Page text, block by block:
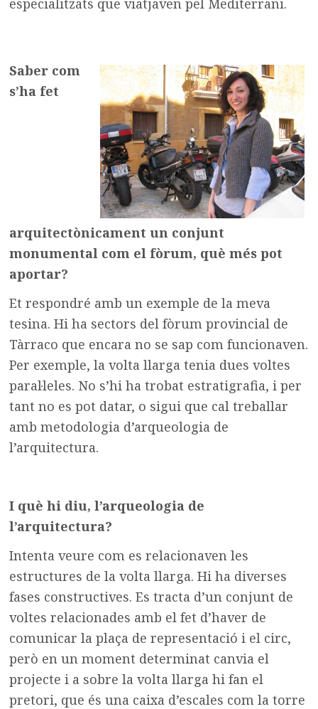
especialitzats que viatjaven pel Mediterrani.
Saber com
s’ha fet
arquitectònicament un conjunt
monumental com el fòrum, què més pot
aportar?
Et respondré amb un exemple de la meva
tesina. Hi ha sectors del fòrum provincial de
Tàrraco que encara no se sap com funcionaven.
Per exemple, la volta llarga tenia dues voltes
paral·leles. No s’hi ha trobat estratigrafia, i per
tant no es pot datar, o sigui que cal treballar
amb metodologia d’arqueologia de
l’arquitectura.
I què hi diu, l’arqueologia de
l’arquitectura?
Intenta veure com es relacionaven les
estructures de la volta llarga. Hi ha diverses
fases constructives. Es tracta d’un conjunt de
voltes relacionades amb el fet d’haver de
comunicar la plaça de representació i el circ,
però en un moment determinat canvia el
projecte i a sobre la volta llarga hi fan el
pretori, que és una caixa d’escales com la torre